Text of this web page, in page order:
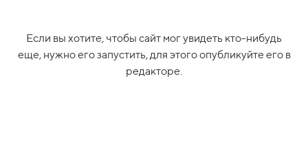
Если вы хотите, чтобы сайт мог увидеть кто-нибудь
еще, нужно его запустить, для этого опубликуйте его в
редакторе.